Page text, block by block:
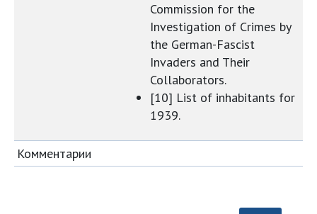
Commission for the
Investigation of Crimes by
the German-Fascist
Invaders and Their
Collaborators.
[10] List of inhabitants for
1939.
Комментарии